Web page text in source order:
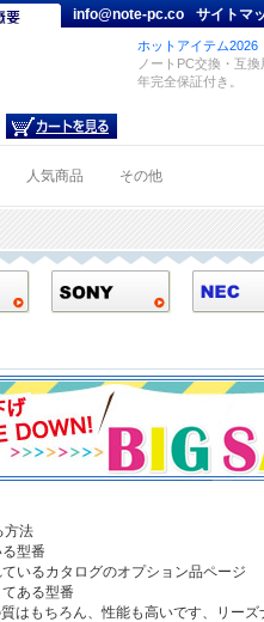
info@note-pc.co サイトマ
ホットアイテム2026
ノートPC交換・互
年完全保証付き。
人気商品 その他
方法
型番
いるカタログのオプション品ページ
ある型番
はもちろん、性能も高いです、リー